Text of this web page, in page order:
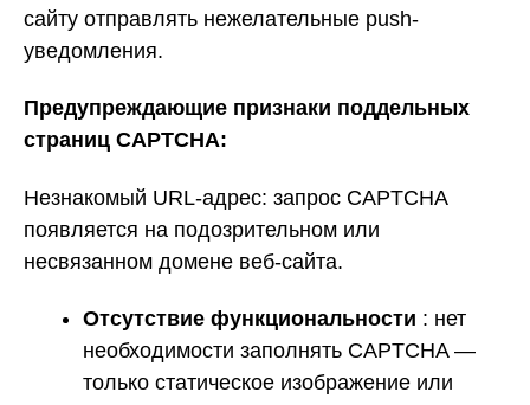
сайту отправлять нежелательные push-
уведомления.
Предупреждающие признаки поддельных
страниц CAPTCHA:
Незнакомый URL-адрес: запрос CAPTCHA
появляется на подозрительном или
несвязанном домене веб-сайта.
Отсутствие функциональности : нет
необходимости заполнять CAPTCHA —
только статическое изображение или